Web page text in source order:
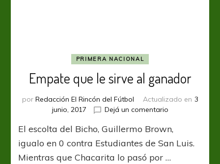
PRIMERA NACIONAL
Empate que le sirve al ganador
por Redacción El Rincón del Fútbol Actualizado en 3
junio, 2017
Dejá un comentarioen
que
le
al
El escolta del Bicho, Guillermo Brown,
igualo en 0 contra Estudiantes de San Luis.
Mientras que Chacarita lo pasó por …